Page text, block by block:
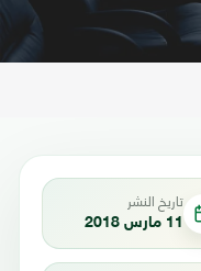
تاريخ النشر
11 مارس 2018